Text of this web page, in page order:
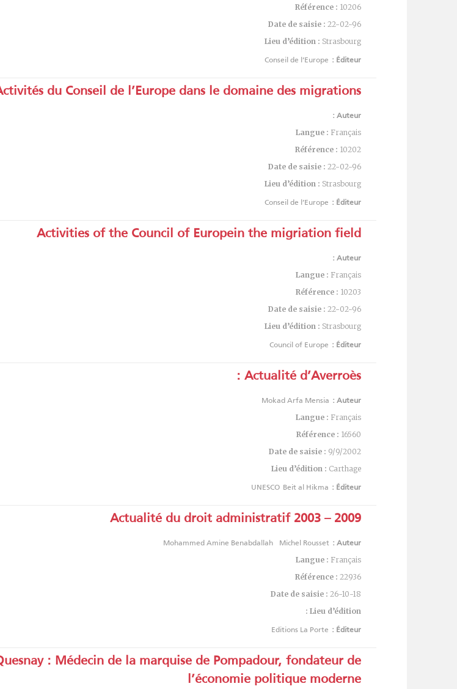
Référence : 10206
Date de saisie : 22-02-96
Lieu d’édition : Strasbourg
Éditeur :
Conseil de l’Europe
du Conseil de l’Europe dans le domaine des migrations :
Auteur :
Langue : Français
Référence : 10202
Date de saisie : 22-02-96
Lieu d’édition : Strasbourg
Éditeur :
Conseil de l’Europe
Activities of the Council of Europein the migriation field
Auteur :
Langue : Français
Référence : 10203
Date de saisie : 22-02-96
Lieu d’édition : Strasbourg
Éditeur :
Council of Europe
Actualité d’Averroès :
Auteur :
Mokad Arfa Mensia
Langue : Français
Référence : 16560
Date de saisie : 9/9/2002
Lieu d’édition : Carthage
Éditeur :
Beit al Hikma
UNESCO
Actualité du droit administratif 2003 – 2009
Auteur :
Michel Rousset
Mohammed Amine Benabdallah
Langue : Français
Référence : 22936
Date de saisie : 26-10-18
Lieu d’édition :
Éditeur :
Editions La Porte
: Médecin de la marquise de Pompadour, fondateur de
l’économie politique moderne